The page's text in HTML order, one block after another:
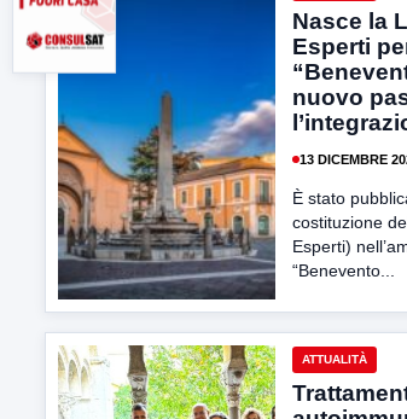
Nasce la
Esperti
nuovo
13 DICEMBRE
È stato
costituzione
Esperti)
“Benevento...
ATTUALITÀ